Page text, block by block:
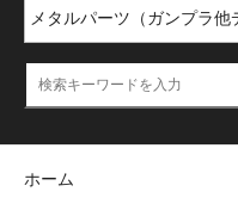
ホーム